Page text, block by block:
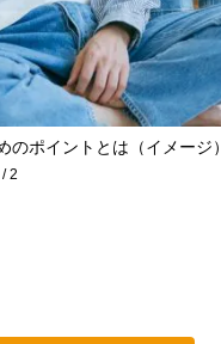
ポイントとは（イメージ）
/2